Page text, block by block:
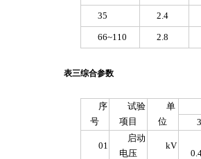
35 2.4
66~110 2.8
表三综合参数
序
号
试验
项目
单
位
01
启动
电压
kV